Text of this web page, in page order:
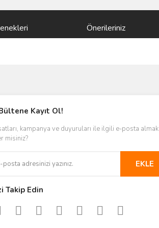
Önerileriniz
Kayıt Ol!
kampanya ve duyuruları ile ilgili e-posta almak
misiniz?
EKLE
Takip Edin